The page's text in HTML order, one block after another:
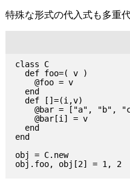
特殊な形式の代入式も多重
class C
  def foo=( v )
    @foo = v
  end
  def []=(i,v)
@bar = ["a", "b",
    @bar[i] = v
  end
end
obj = C.new